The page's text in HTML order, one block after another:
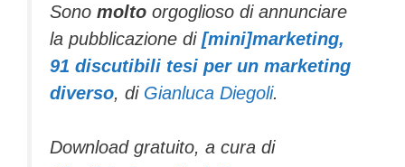
o
o
k
s
n
m p
p
di
Sono molto orgoglioso di annunciare
la pubblicazione di [mini]marketing,
91 discutibili tesi per un marketing
diverso, di Gianluca Diegoli.
Download gratuito, a cura di